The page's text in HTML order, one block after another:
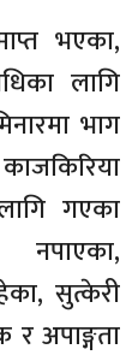
भएका,
लागि
भाग
गएका
सुत्केरी
र अपाङ्गता